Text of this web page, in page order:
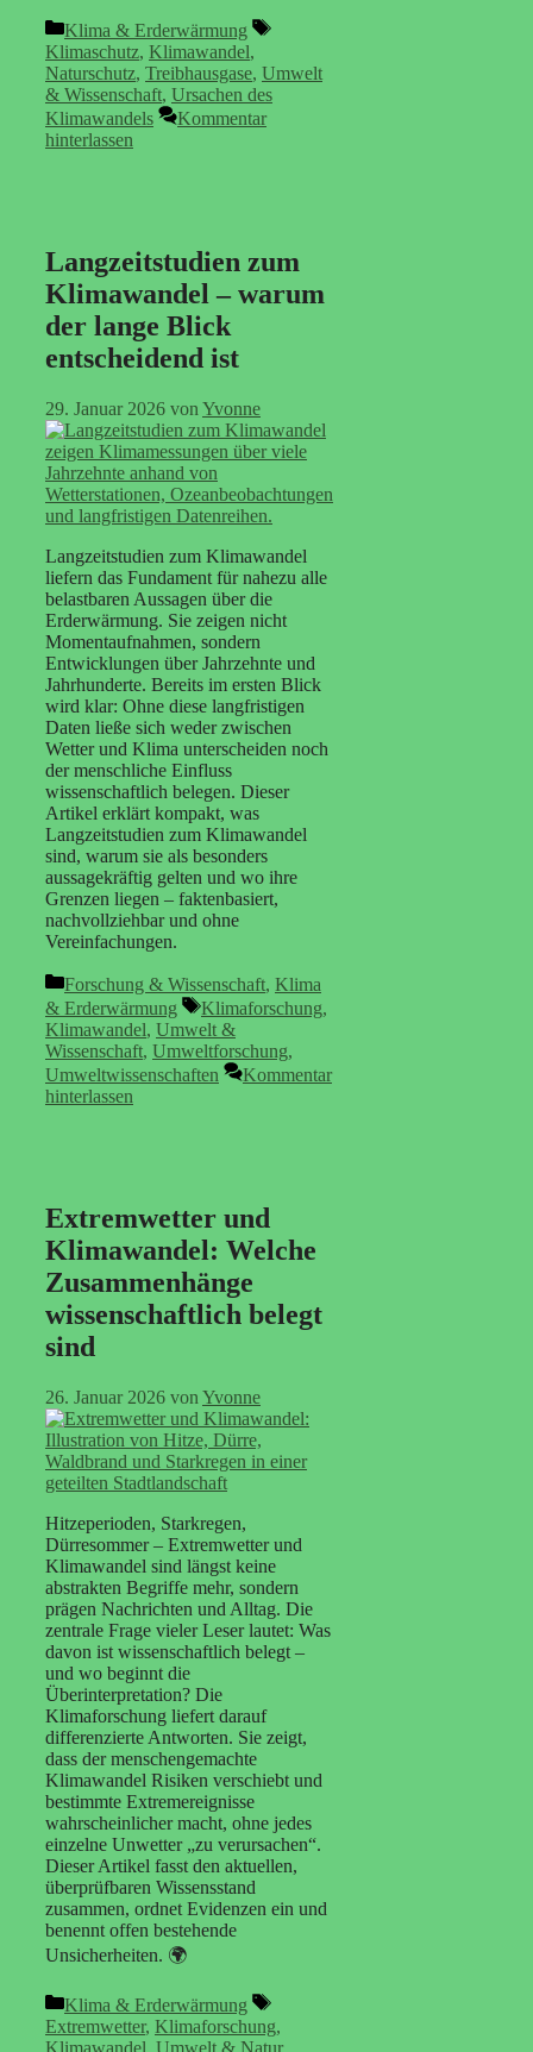
Kategorien
Klima & Erderwärmung
Schlagwörter
Klimaschutz, Klimawandel,
Naturschutz, Treibhausgase, Umwelt
& Wissenschaft, Ursachen des
Klimawandels
Kommentar
hinterlassen
Langzeitstudien zum
Klimawandel – warum
der lange Blick
entscheidend ist
29. Januar 2026 von Yvonne
Langzeitstudien zum Klimawandel
liefern das Fundament für nahezu alle
belastbaren Aussagen über die
Erderwärmung. Sie zeigen nicht
Momentaufnahmen, sondern
Entwicklungen über Jahrzehnte und
Jahrhunderte. Bereits im ersten Blick
wird klar: Ohne diese langfristigen
Daten ließe sich weder zwischen
Wetter und Klima unterscheiden noch
der menschliche Einfluss
wissenschaftlich belegen. Dieser
Artikel erklärt kompakt, was
Langzeitstudien zum Klimawandel
sind, warum sie als besonders
aussagekräftig gelten und wo ihre
Grenzen liegen – faktenbasiert,
nachvollziehbar und ohne
Vereinfachungen.
Kategorien
Forschung & Wissenschaft, Klima
& Erderwärmung
Schlagwörter
Klimaforschung,
Klimawandel, Umwelt &
Wissenschaft, Umweltforschung,
Umweltwissenschaften
Kommentar
hinterlassen
Extremwetter und
Klimawandel: Welche
Zusammenhänge
wissenschaftlich belegt
sind
26. Januar 2026 von Yvonne
Hitzeperioden, Starkregen,
Dürresommer – Extremwetter und
Klimawandel sind längst keine
abstrakten Begriffe mehr, sondern
prägen Nachrichten und Alltag. Die
zentrale Frage vieler Leser lautet: Was
davon ist wissenschaftlich belegt –
und wo beginnt die
Überinterpretation? Die
Klimaforschung liefert darauf
differenzierte Antworten. Sie zeigt,
dass der menschengemachte
Klimawandel Risiken verschiebt und
bestimmte Extremereignisse
wahrscheinlicher macht, ohne jedes
einzelne Unwetter „zu verursachen“.
Dieser Artikel fasst den aktuellen,
überprüfbaren Wissensstand
zusammen, ordnet Evidenzen ein und
benennt offen bestehende
Unsicherheiten. 🌍
Kategorien
Klima & Erderwärmung
Schlagwörter
Extremwetter, Klimaforschung,
Klimawandel Umwelt & Natur,